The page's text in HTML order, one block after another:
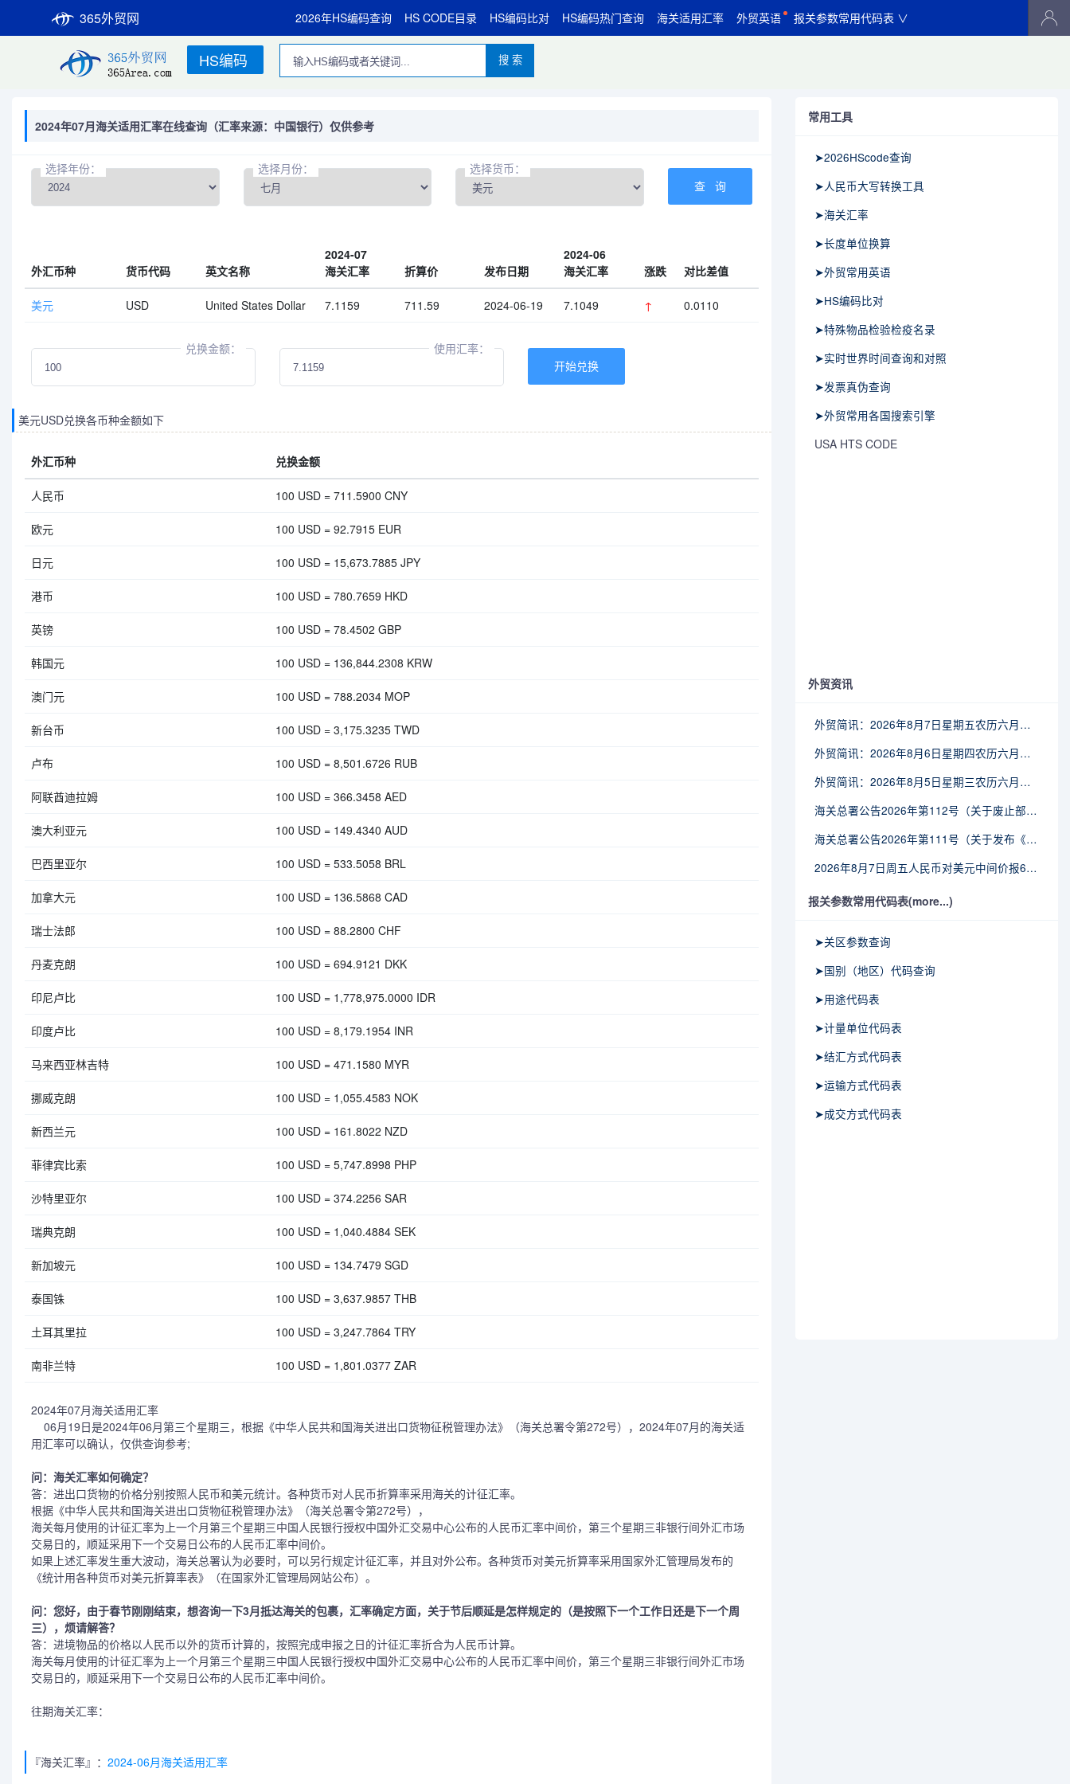
365外贸网 2026年HS编码查询 HS CODE目录 HS编码比对 HS编码热门查询 海关适用汇率 外贸英语 报关参数常用代码表 ∨
HS编码 搜 索
2024年07月海关适用汇率在线查询（汇率来源：中国银行）仅供参考
选择年份： 选择月份： 选择货币：
外汇币种 货币代码 英文名称
2024-07
海关汇率
折算价 发布日期
2024-06
海关汇率
涨跌 对比差值
美元 USD United States Dollar 7.1159 711.59 2024-06-19 7.1049 ↑ 0.0110
兑换金额： 使用汇率：
美元USD兑换各币种金额如下
外汇币种 兑换金额
人民币 100 USD = 711.5900 CNY
欧元 100 USD = 92.7915 EUR
日元 100 USD = 15,673.7885 JPY
港币 100 USD = 780.7659 HKD
英镑 100 USD = 78.4502 GBP
韩国元 100 USD = 136,844.2308 KRW
澳门元 100 USD = 788.2034 MOP
新台币 100 USD = 3,175.3235 TWD
卢布 100 USD = 8,501.6726 RUB
阿联酋迪拉姆 100 USD = 366.3458 AED
澳大利亚元 100 USD = 149.4340 AUD
巴西里亚尔 100 USD = 533.5058 BRL
加拿大元 100 USD = 136.5868 CAD
瑞士法郎 100 USD = 88.2800 CHF
丹麦克朗 100 USD = 694.9121 DKK
印尼卢比 100 USD = 1,778,975.0000 IDR
印度卢比 100 USD = 8,179.1954 INR
马来西亚林吉特 100 USD = 471.1580 MYR
挪威克朗 100 USD = 1,055.4583 NOK
新西兰元 100 USD = 161.8022 NZD
菲律宾比索 100 USD = 5,747.8998 PHP
沙特里亚尔 100 USD = 374.2256 SAR
瑞典克朗 100 USD = 1,040.4884 SEK
新加坡元 100 USD = 134.7479 SGD
泰国铢 100 USD = 3,637.9857 THB
土耳其里拉 100 USD = 3,247.7864 TRY
南非兰特 100 USD = 1,801.0377 ZAR
2024年07月海关适用汇率
06月19日是2024年06月第三个星期三，根据《中华人民共和国海关进出口货物征税管理办法》（海关总署令第272号），2024年07月的海关适
用汇率可以确认，仅供查询参考;
问：海关汇率如何确定？
答：进出口货物的价格分别按照人民币和美元统计。各种货币对人民币折算率采用海关的计征汇率。
根据《中华人民共和国海关进出口货物征税管理办法》（海关总署令第272号），
海关每月使用的计征汇率为上一个月第三个星期三中国人民银行授权中国外汇交易中心公布的人民币汇率中间价，第三个星期三非银行间外汇市场
交易日的，顺延采用下一个交易日公布的人民币汇率中间价。
如果上述汇率发生重大波动，海关总署认为必要时，可以另行规定计征汇率，并且对外公布。各种货币对美元折算率采用国家外汇管理局发布的
《统计用各种货币对美元折算率表》（在国家外汇管理局网站公布）。
问：您好，由于春节刚刚结束，想咨询一下3月抵达海关的包裹，汇率确定方面，关于节后顺延是怎样规定的（是按照下一个工作日还是下一个周
三），烦请解答？
答：进境物品的价格以人民币以外的货币计算的，按照完成申报之日的计征汇率折合为人民币计算。
海关每月使用的计征汇率为上一个月第三个星期三中国人民银行授权中国外汇交易中心公布的人民币汇率中间价，第三个星期三非银行间外汇市场
交易日的，顺延采用下一个交易日公布的人民币汇率中间价。
往期海关汇率：
『海关汇率』： 2024-06月海关适用汇率
常用工具
➤2026HScode查询
➤人民币大写转换工具
➤海关汇率
➤长度单位换算
➤外贸常用英语
➤HS编码比对
➤特殊物品检验检疫名录
➤实时世界时间查询和对照
➤发票真伪查询
➤外贸常用各国搜索引擎
USA HTS CODE
外贸资讯
外贸简讯：2026年8月7日星期五农历六月廿五
外贸简讯：2026年8月6日星期四农历六月廿四
外贸简讯：2026年8月5日星期三农历六月廿三
海关总署公告2026年第112号（关于废止部分卫生检疫类规范性文件的公告）
海关总署公告2026年第111号（关于发布《进出境动植物检疫处理监督管理工作规定》《进出境卫生处理监督管理工作规定》的公告）
2026年8月7日周五人民币对美元中间价报6.7904调贬9个基点
报关参数常用代码表(more...)
➤关区参数查询
➤国别（地区）代码查询
➤用途代码表
➤计量单位代码表
➤结汇方式代码表
➤运输方式代码表
➤成交方式代码表